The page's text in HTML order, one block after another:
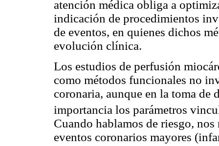
atención médica obliga a
indicación de procedimientos
de eventos, en quienes dichos
evolución clínica.
Los estudios de perfusión
como métodos funcionales no
coronaria, aunque en la toma de
importancia los parámetros
Cuando hablamos de riesgo,
eventos coronarios mayores